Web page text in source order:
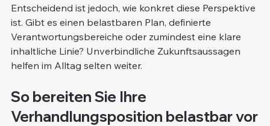
Entscheidend ist jedoch, wie konkret diese Perspektive
ist. Gibt es einen belastbaren Plan, definierte
Verantwortungsbereiche oder zumindest eine klare
inhaltliche Linie? Unverbindliche Zukunftsaussagen
helfen im Alltag selten weiter.
So bereiten Sie Ihre
Verhandlungsposition belastbar vor